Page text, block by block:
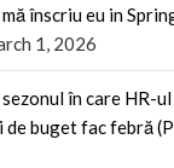
mă înscriu eu in
1, 2026
în care HR-
de buget fac febră